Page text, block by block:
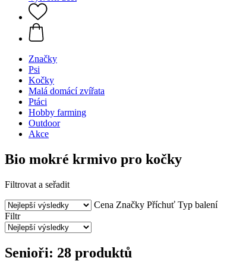
Značky
Psi
Kočky
Malá domácí zvířata
Ptáci
Hobby farming
Outdoor
Akce
Bio mokré krmivo pro kočky
Filtrovat a seřadit
Cena Značky Příchuť Typ balení
Filtr
Senioři: 28 produktů